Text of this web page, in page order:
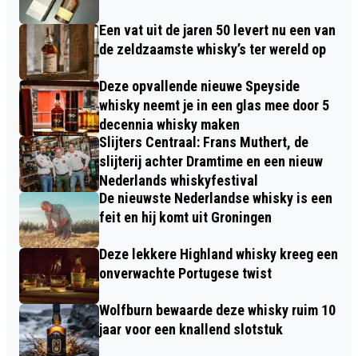
Een vat uit de jaren 50 levert nu een van
de zeldzaamste whisky’s ter wereld op
Deze opvallende nieuwe Speyside
whisky neemt je in een glas mee door 5
decennia whisky maken
Slijters Centraal: Frans Muthert, de
slijterij achter Dramtime en een nieuw
Nederlands whiskyfestival
De nieuwste Nederlandse whisky is een
feit en hij komt uit Groningen
Deze lekkere Highland whisky kreeg een
onverwachte Portugese twist
Wolfburn bewaarde deze whisky ruim 10
jaar voor een knallend slotstuk